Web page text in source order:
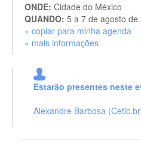
ONDE: Cidade do México
QUANDO: 5 a 7 de agosto de
» copiar para minha agenda
» mais informações
Estarão presentes neste
Alexandre Barbosa